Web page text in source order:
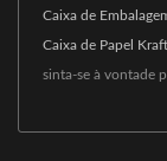
Caixa de
Caixa de Papel Kraft
sinta-se à vontade